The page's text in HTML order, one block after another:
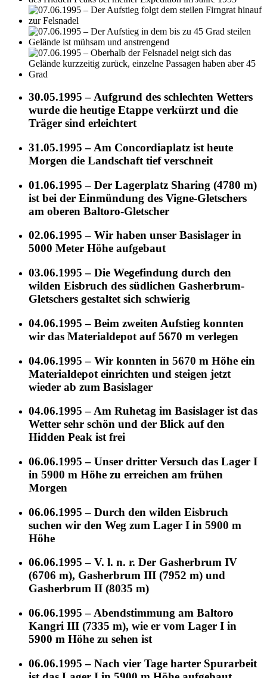
30.05.1995 – Aufgrund des schlechten Wetters
wurde die heutige Etappe verkürzt und die
Träger sind erleichtert
31.05.1995 – Am Concordiaplatz ist heute
Morgen die Landschaft tief verschneit
01.06.1995 – Der Lagerplatz Sharing (4780 m)
ist bei der Einmündung des Vigne-Gletschers
am oberen Baltoro-Gletscher
02.06.1995 – Wir haben unser Basislager in
5000 Meter Höhe aufgebaut
03.06.1995 – Die Wegefindung durch den
wilden Eisbruch des südlichen Gasherbrum-
Gletschers gestaltet sich schwierig
04.06.1995 – Beim zweiten Aufstieg konnten
wir das Materialdepot auf 5670 m verlegen
04.06.1995 – Wir konnten in 5670 m Höhe ein
Materialdepot einrichten und steigen jetzt
wieder ab zum Basislager
04.06.1995 – Am Ruhetag im Basislager ist das
Wetter sehr schön und der Blick auf den
Hidden Peak ist frei
06.06.1995 – Unser dritter Versuch das Lager I
in 5900 m Höhe zu erreichen am frühen
Morgen
06.06.1995 – Durch den wilden Eisbruch
suchen wir den Weg zum Lager I in 5900 m
Höhe
06.06.1995 – V. l. n. r. Der Gasherbrum IV
(6706 m), Gasherbrum III (7952 m) und
Gasherbrum II (8035 m)
06.06.1995 – Abendstimmung am Baltoro
Kangri III (7335 m), wie er vom Lager I in
5900 m Höhe zu sehen ist
06.06.1995 – Nach vier Tage harter Spurarbeit